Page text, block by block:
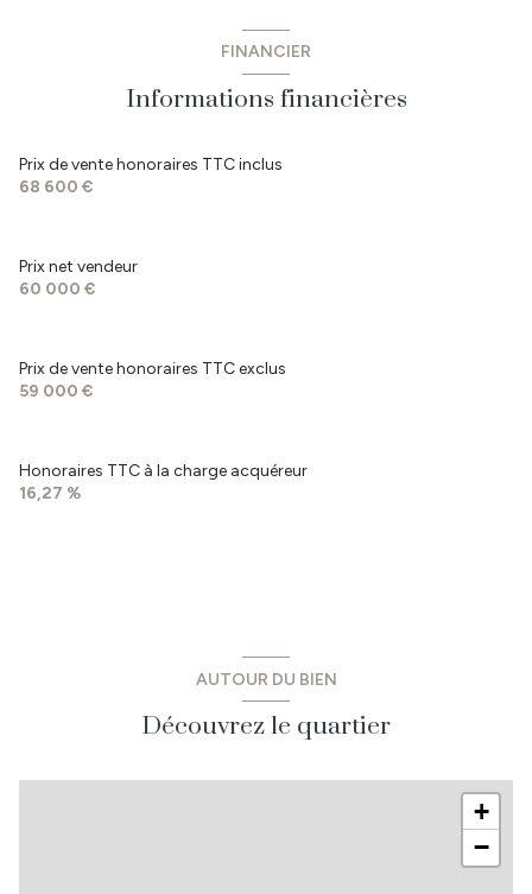
FINANCIER
Informations financières
Prix de vente honoraires TTC inclus
68 600 €
Prix net vendeur
60 000 €
Prix de vente honoraires TTC exclus
59 000 €
Honoraires TTC à la charge acquéreur
16,27 %
AUTOUR DU BIEN
Découvrez le quartier
+
−